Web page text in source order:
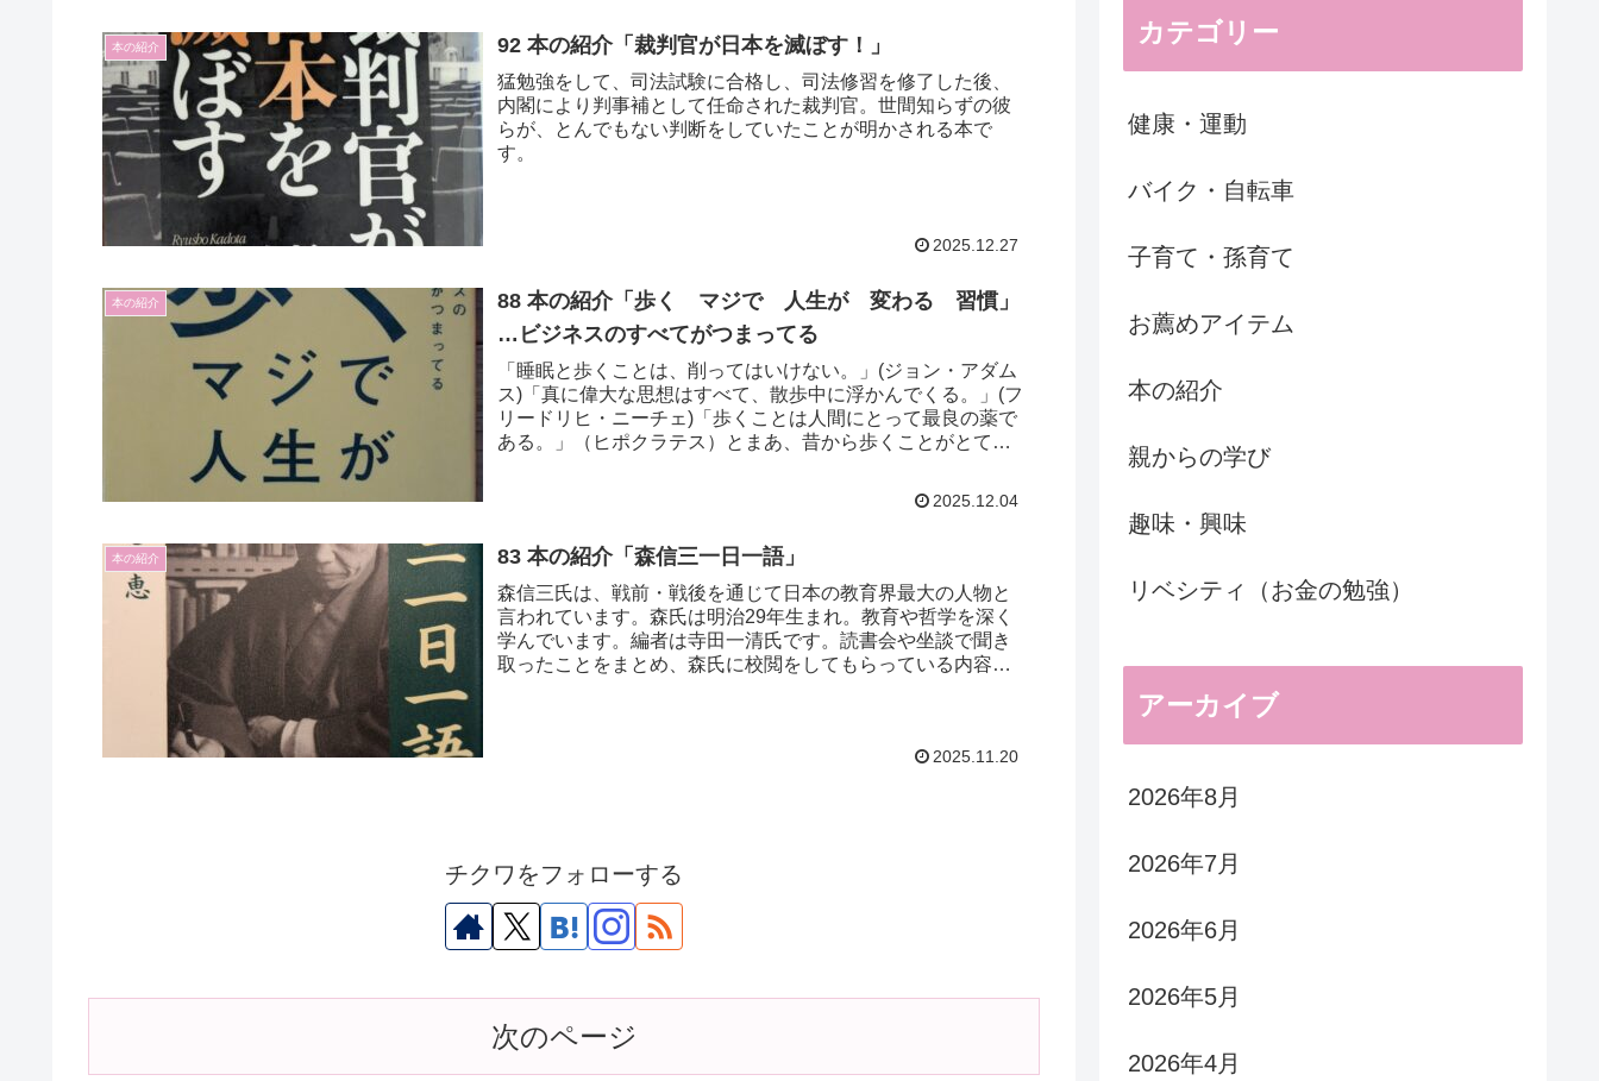
本の紹介 92 本の紹介「裁判官が日本を滅ぼす！」
猛勉強をして、司法試験に合格し、司法修習を修了した後、
内閣により判事補として任命された裁判官。世間知らずの彼
らが、とんでもない判断をしていたことが明かされる本で
す。
2025.12.27
本の紹介
88 本の紹介「歩く マジで 人生が 変わる 習慣」
…ビジネスのすべてがつまってる
「睡眠と歩くことは、削ってはいけない。」(ジョン・アダム
ス)「真に偉大な思想はすべて、散歩中に浮かんでくる。」(フ
リードリヒ・ニーチェ)「歩くことは人間にとって最良の薬で
ある。」（ヒポクラテス）とまあ、昔から歩くことがとても
2025.12.04
本の紹介 83 本の紹介「森信三一日一語」
森信三氏は、戦前・戦後を通じて日本の教育界最大の人物と
言われています。森氏は明治29年生まれ。教育や哲学を深く
学んでいます。編者は寺田一清氏です。読書会や坐談で聞き
取ったことをまとめ、森氏に校閲をしてもらっている内容で
2025.11.20
チクワをフォローする
次のページ
カテゴリー
健康・運動
バイク・自転車
子育て・孫育て
お薦めアイテム
本の紹介
親からの学び
趣味・興味
リベシティ（お金の勉強）
アーカイブ
2026年8月
2026年7月
2026年6月
2026年5月
2026年4月